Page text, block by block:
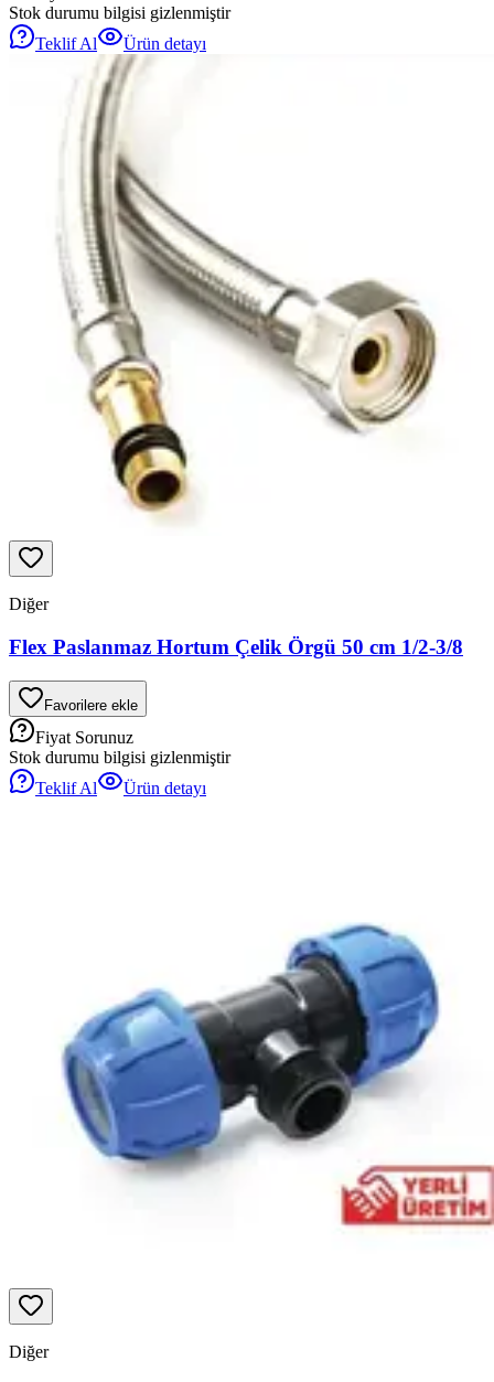
Stok durumu bilgisi gizlenmiştir
Teklif Al
Ürün detayı
Diğer
Flex Paslanmaz Hortum Çelik Örgü 50 cm 1/2-3/8
Favorilere ekle
Fiyat Sorunuz
Stok durumu bilgisi gizlenmiştir
Teklif Al
Ürün detayı
Diğer